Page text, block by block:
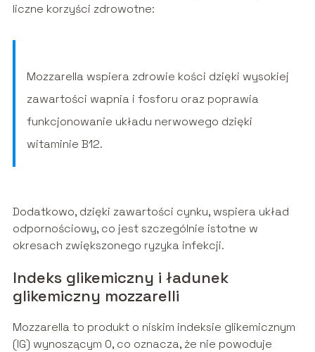
liczne korzyści zdrowotne:
Mozzarella wspiera zdrowie kości dzięki wysokiej
zawartości wapnia i fosforu oraz poprawia
funkcjonowanie układu nerwowego dzięki
witaminie B12.
Dodatkowo, dzięki zawartości cynku, wspiera układ
odpornościowy, co jest szczególnie istotne w
okresach zwiększonego ryzyka infekcji.
Indeks glikemiczny i ładunek
glikemiczny mozzarelli
Mozzarella to produkt o niskim indeksie glikemicznym
(IG) wynoszącym 0, co oznacza, że nie powoduje